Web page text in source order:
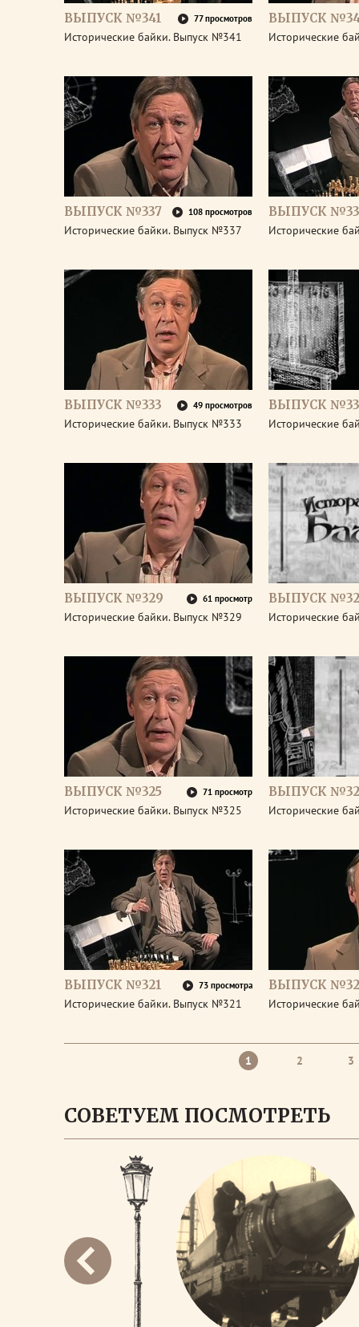
ВЫПУСК №341 77 просмотров
Исторические байки. Выпуск №341
ВЫПУСК
Исторические
ВЫПУСК №337 108 просмотров
Исторические байки. Выпуск №337
ВЫПУСК
Исторические
ВЫПУСК №333 49 просмотров
Исторические байки. Выпуск №333
ВЫПУСК
Исторические
ВЫПУСК №329 61 просмотр
Исторические байки. Выпуск №329
ВЫПУСК
Исторические
ВЫПУСК №325 71 просмотр
Исторические байки. Выпуск №325
ВЫПУСК
Исторические
ВЫПУСК №321 73 просмотра
Исторические байки. Выпуск №321
ВЫПУСК
Исторические
1 2 3
СОВЕТУЕМ ПОСМОТРЕТЬ